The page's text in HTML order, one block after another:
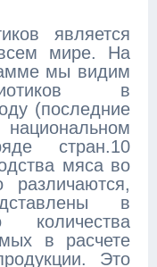
является
мире. На
мы видим
в
(последние
стран.10
мяса во
в
количества
в расчете
Это